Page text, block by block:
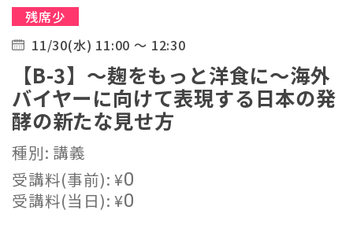
残席少
11/30(水) 11:00 ～ 12:30
【B-3】～麹をもっと洋食に～海外
バイヤーに向けて表現する日本の発
酵の新たな見せ方
種別: 講義
受講料(事前):¥0
受講料(当日):¥0